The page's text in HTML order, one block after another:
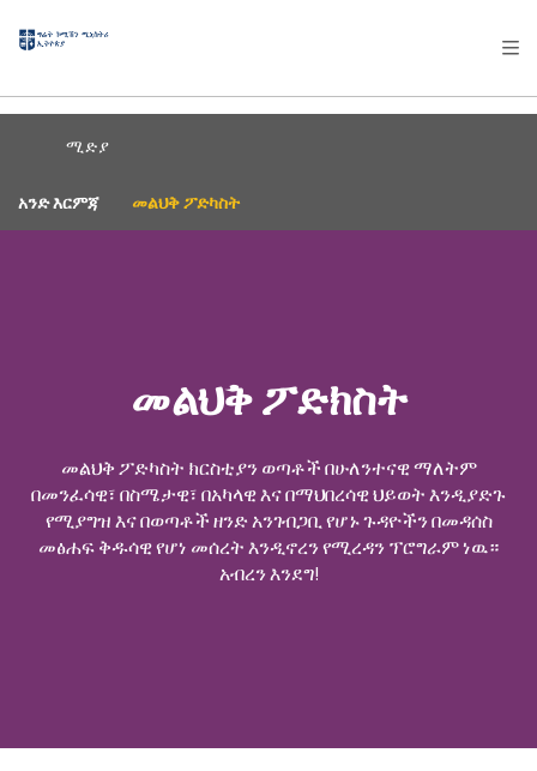
AFRICA
OCEANIA
ሚድያ
አንድ እርምጃ መልህቅ ፖድካስት
መልህቅ ፖድክስት
መልህቅ ፖድካስት ክርስቲያን ወጣቶች በሁለንተናዊ ማለትም
በመንፈሳዊ፣ በስሜታዊ፣ በአካላዊ እና በማህበረሳዊ ህይወት እንዲያድጉ
የሚያግዝ እና በወጣቶች ዘንድ አንገብጋቢ የሆኑ ጉዳዮችን በመዳሰስ
መፅሐፍ ቅዱሳዊ የሆነ መሰረት እንዲኖረን የሚረዳን ፕሮግራም ነዉ።
አብረን እንደግ!